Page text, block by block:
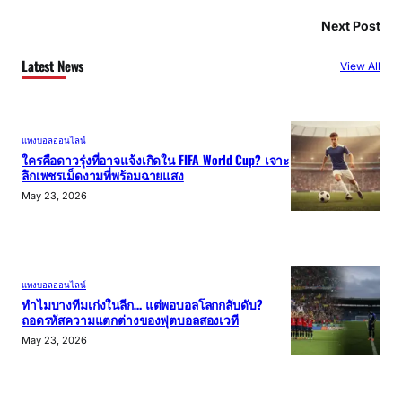
Next Post
Latest News View All
แทงบอลออนไลน์
ใครคือดาวรุ่งที่อาจแจ้งเกิดใน FIFA World Cup? เจาะ
ลึกเพชรเม็ดงามที่พร้อมฉายแสง
May 23, 2026
แทงบอลออนไลน์
ทำไมบางทีมเก่งในลีก… แต่พอบอลโลกกลับดับ?
ถอดรหัสความแตกต่างของฟุตบอลสองเวที
May 23, 2026